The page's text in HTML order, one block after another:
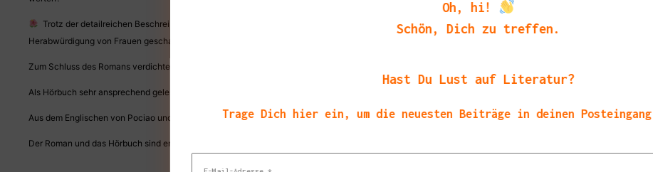
Trotz der detailreichen Beschreibungen von künstlerischen Schaffensprozessen hat mich der Roman gut unterhalten. Ich fand die Einblicke in die
Herabwürdigung von Frauen geschaffener Kunst, in der Vergangenheit und auch noch heute, nicht überrascht, so bringt es McAfee wunderbar zu Papier.
Zum Schluss des Romans verdichtet sich die Handlung und endet mit einem blutigen (aber erwartbaren) Höhepunkt.
Als Hörbuch sehr ansprechend gelesen von Claudia Gräf
Aus dem Englischen von Pociao und Roberto de Hollanda
Der Roman und das Hörbuch sind erhältlich beim
Oh, hi!
Schön, Dich zu treffen.
Hast Du Lust auf Literatur?
Trage Dich hier ein, um die neuesten Beiträge in deinen Posteingang